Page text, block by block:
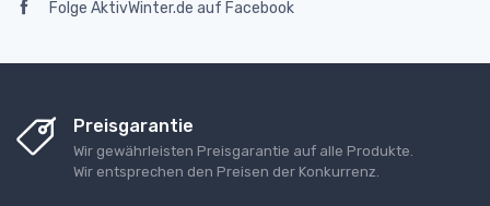
Folge AktivWinter.de auf Facebook
Preisgarantie
Wir gewährleisten Preisgarantie auf alle Produkte.
Wir entsprechen den Preisen der Konkurrenz.